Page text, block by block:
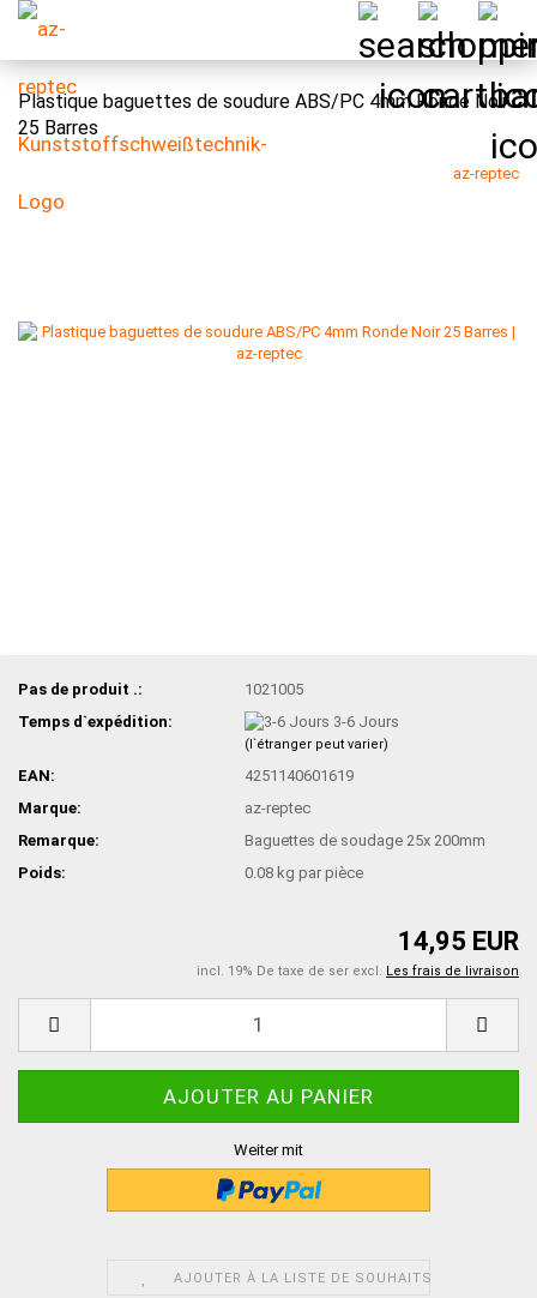
Plastique baguettes de soudure ABS/PC 4mm Ronde Noir
25 Barres
az-reptec
Pas de produit .:
1021005
Temps d`expédition:
3-6 Jours
(l`étranger peut varier)
EAN:
4251140601619
Marque:
az-reptec
Remarque:
Baguettes de soudage 25x 200mm
Poids:
0.08 kg par pièce
14,95 EUR
incl. 19% De taxe de ser excl. Les frais de livraison
Weiter mit
AJOUTER À LA LISTE DE SOUHAITS